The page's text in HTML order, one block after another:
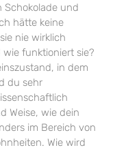
und
hätte keine
nie wirklich
wie funktioniert sie?
in dem
du sehr
Weise, wie dein
im Bereich von
Wie wird